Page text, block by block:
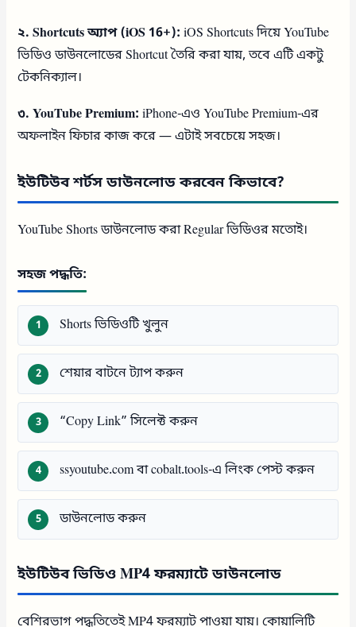
২. Shortcuts অ্যাপ (iOS 16+): iOS Shortcuts দিয়ে YouTube
ভিডিও ডাউনলোডের Shortcut তৈরি করা যায়, তবে এটি একটু
টেকনিক্যাল।
৩. YouTube Premium: iPhone-এও YouTube Premium-এর
অফলাইন ফিচার কাজ করে — এটাই সবচেয়ে সহজ।
ইউটিউব শর্টস ডাউনলোড করবেন কিভাবে?
YouTube Shorts ডাউনলোড করা Regular ভিডিওর মতোই।
সহজ পদ্ধতি:
Shorts ভিডিওটি খুলুন
শেয়ার বাটনে ট্যাপ করুন
“Copy Link” সিলেক্ট করুন
ssyoutube.com বা cobalt.tools-এ লিংক পেস্ট করুন
ডাউনলোড করুন
ইউটিউব ভিডিও MP4 ফরম্যাটে ডাউনলোড
বেশিরভাগ পদ্ধতিতেই MP4 ফরম্যাট পাওয়া যায়। কোয়ালিটি